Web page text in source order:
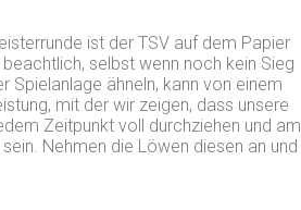
ist der TSV auf dem Papier
selbst wenn noch kein Sieg
Spielanlage ähneln, kann von einem
mit der wir zeigen, dass unsere
Zeitpunkt voll durchziehen und am
Nehmen die Löwen diesen an und